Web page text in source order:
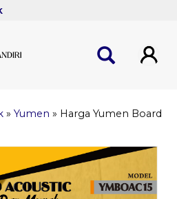
» Yumen » Harga Yumen Board